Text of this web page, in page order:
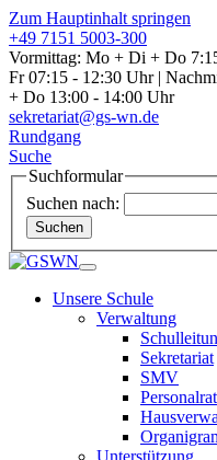
Zum Hauptinhalt springen
+49 7151 5003-300
Vormittag: Mo + Di + Do
Fr 07:15 - 12:30 Uhr |
+ Do 13:00 - 14:00 Uhr
sekretariat@gs-wn.de
Rundgang
Suche
Suchformular
Suchen nach:
Suchen
Unsere Schule
Verwaltung
Sekretariat
SMV
Personalrat
Unterstützung